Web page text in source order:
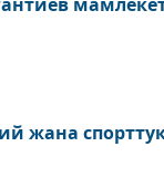
жана